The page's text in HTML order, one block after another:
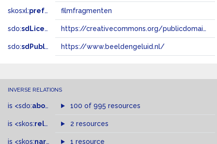
skosxl:prefLabel filmfragmenten
sdo:sdLicense https://creativecommons.org/publicdomain/zero/1.0/
sdo:sdPublisher https://www.beeldengeluid.nl/
INVERSE RELATIONS
is <sdo:about of 100 of 995 resources
is <skos:related > of2 resources
is <skos:narrower >of
1 resource